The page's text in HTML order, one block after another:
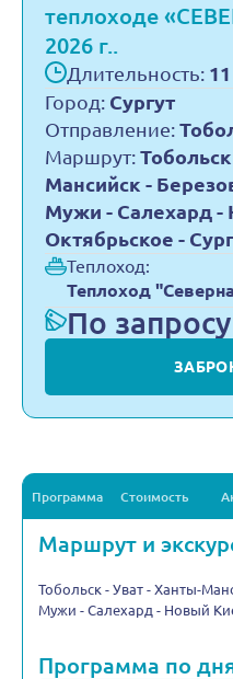
теплоходе
2026 г..
Длительность:
Город: Сургут
Отправление:
Маршрут:
Мансийск -
Мужи - Салехард -
Октябрьское -
Теплоход:
Теплоход
По запросу
Программа Стоимость
Маршрут и
Тобольск - Уват - Ханты-
Мужи - Салехард - Новый
Программа по